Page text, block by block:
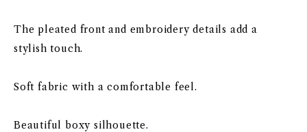
The pleated front and embroidery details add a
stylish touch.
Soft fabric with a comfortable feel.
Beautiful boxy silhouette.